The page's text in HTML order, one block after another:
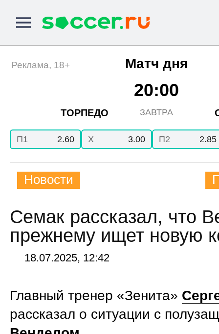
Матч дня
ТОРПЕДО
20:00
ЗАВТРА
Реклама, 18+
П1 2.60 X 3.00 П2 2.85
Новости
Семак рассказал, что
прежнему ищет новую
18.07.2025, 12:42
Главный тренер «Зенита»
рассказал о ситуации с